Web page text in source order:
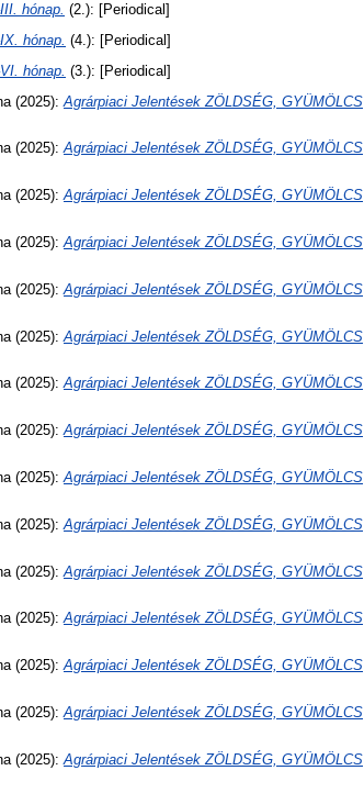
hónap. (2.): [Periodical]
hónap. (4.): [Periodical]
hónap. (3.): [Periodical]
(2025): Agrárpiaci Jelentések ZÖLDSÉG, GYÜMÖLCS
(2025):Agrárpiaci Jelentések ZÖLDSÉG, GYÜMÖLCS
(2025):Agrárpiaci Jelentések ZÖLDSÉG, GYÜMÖLCS
(2025): Agrárpiaci Jelentések ZÖLDSÉG, GYÜMÖLCS
(2025): Agrárpiaci Jelentések ZÖLDSÉG, GYÜMÖLCS
(2025): Agrárpiaci Jelentések ZÖLDSÉG, GYÜMÖLCS
(2025):Agrárpiaci Jelentések ZÖLDSÉG, GYÜMÖLCS
(2025):Agrárpiaci Jelentések ZÖLDSÉG, GYÜMÖLCS
(2025): Agrárpiaci Jelentések ZÖLDSÉG, GYÜMÖLCS
(2025): Agrárpiaci Jelentések ZÖLDSÉG, GYÜMÖLCS
(2025): Agrárpiaci Jelentések ZÖLDSÉG, GYÜMÖLCS
(2025):Agrárpiaci Jelentések ZÖLDSÉG, GYÜMÖLCS
(2025):Agrárpiaci Jelentések ZÖLDSÉG, GYÜMÖLCS
(2025): Agrárpiaci Jelentések ZÖLDSÉG, GYÜMÖLCS
(2025): Agrárpiaci Jelentések ZÖLDSÉG, GYÜMÖLCS